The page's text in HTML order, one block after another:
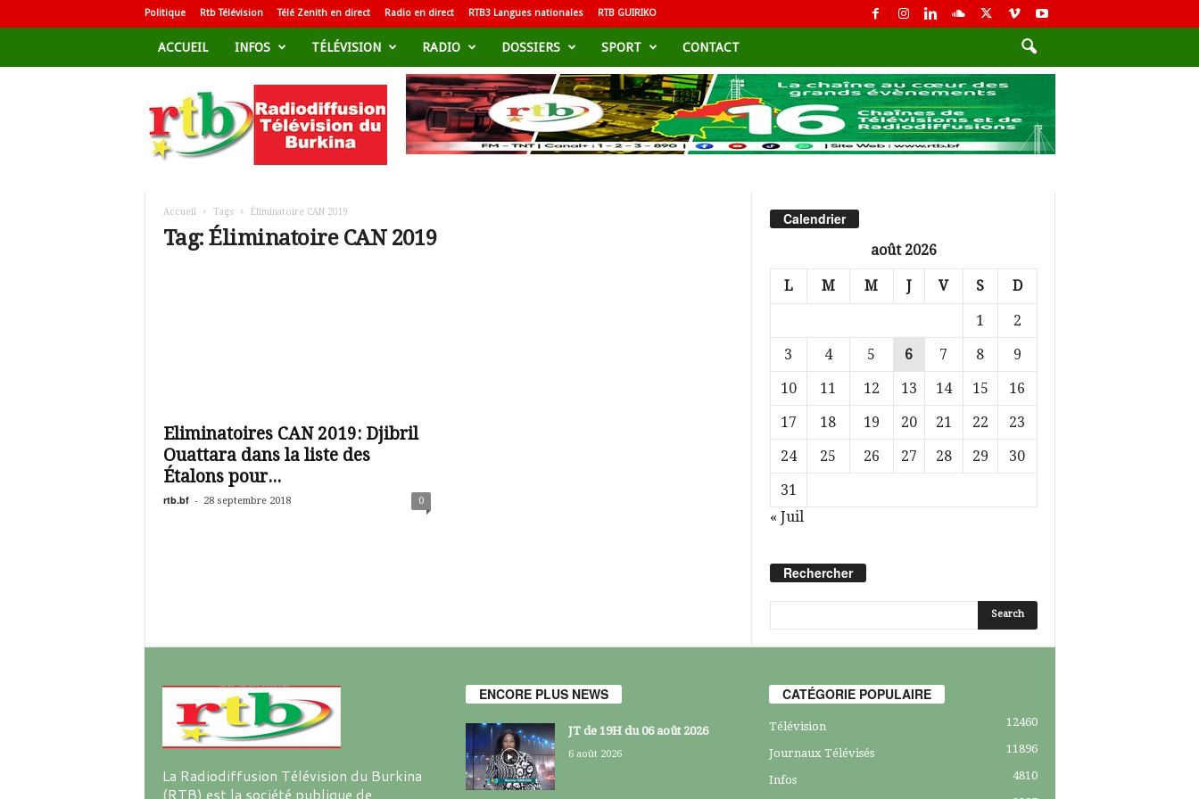
Politique Rtb Télévision Télé Zenith en direct Radio en direct RTB3 Langues nationales RTB GUIRIKO
ACCUEIL INFOS TÉLÉVISION RADIO DOSSIERS SPORT CONTACT
d
i
i
Accueil Tags Éliminatoire CAN 2019
Tag: Éliminatoire CAN 2019
Eliminatoires CAN 2019: Djibril
Ouattara dans la liste des
Étalons pour...
rtb.bf - 28 septembre 2018 0
Calendrier
août 2026
L M M J V S D
1
2
3
4 5 6 7 8
9
10
11 12 13 14 15
16
17
18 19 20 21 22
23
24
25 26 27 28 29
30
31
« Juil
Rechercher
La Radiodiffusion Télévision du Burkina
(RTB) est la société publique de
ENCORE PLUS NEWS
JT de 19H du 06 août 2026
6 août 2026
CATÉGORIE POPULAIRE
Télévision 12460
Journaux Télévisés 11896
Infos
4810